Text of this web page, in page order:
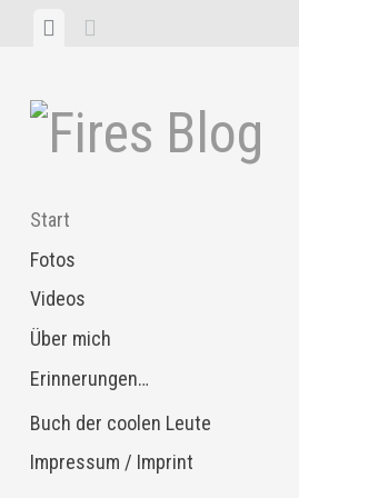
Menü
Start
Fotos
Videos
Über mich
Erinnerungen…
Buch der coolen Leute
Impressum / Imprint